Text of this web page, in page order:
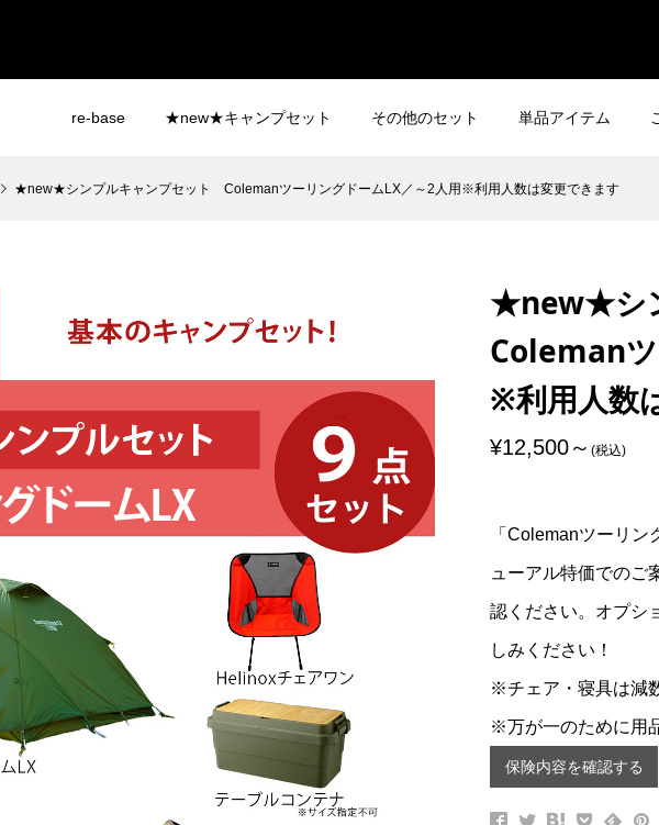
re-base ★new★キャンプセット その他のセット 単品アイテム
★new★シンプルキャンプセット ColemanツーリングドームLX／～2人用※利用人数は変更できます
★new★シ
Coleman
※利用人数
¥12,500 (税込)
「Colemanツーリ
ューアル特価でのご
認ください。オプシ
しみください！
※チェア・寝具は減
※万が一のために用
保険内容を確認する